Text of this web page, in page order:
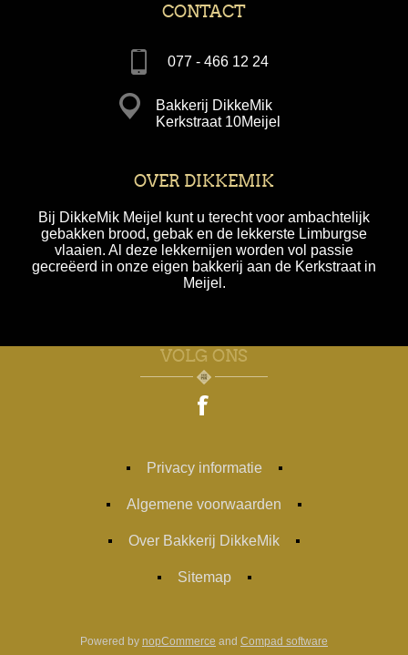
CONTACT
077 - 466 12 24
Bakkerij DikkeMik
Kerkstraat 10Meijel
OVER DIKKEMIK
Bij DikkeMik Meijel kunt u terecht voor ambachtelijk
gebakken brood, gebak en de lekkerste Limburgse
vlaaien. Al deze lekkernijen worden vol passie
gecreëerd in onze eigen bakkerij aan de Kerkstraat in
Meijel.
VOLG ONS
Privacy informatie
Algemene voorwaarden
Over Bakkerij DikkeMik
Sitemap
Powered by nopCommerce and Compad software